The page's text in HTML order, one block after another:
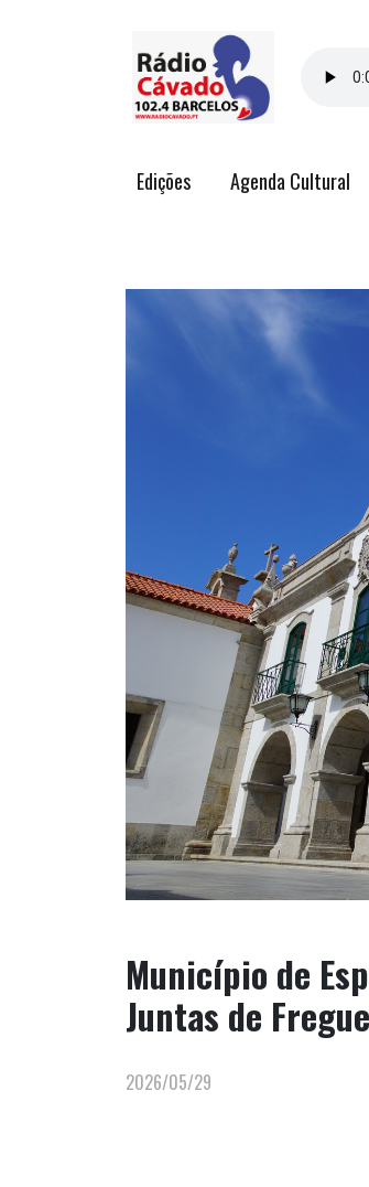
Edições Agenda Cultural
Município de
Juntas de
2026/05/29